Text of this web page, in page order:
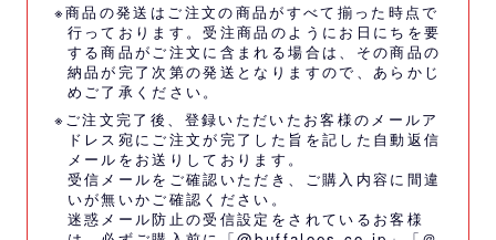
※商品の発送はご注文の商品がすべて揃った時点で
行っております。受注商品のようにお日にちを要
する商品がご注文に含まれる場合は、その商品の
納品が完了次第の発送となりますので、あらかじ
めご了承ください。
※ご注文完了後、登録いただいたお客様のメールア
ドレス宛にご注文が完了した旨を記した自動返信
メールをお送りしております。
受信メールをご確認いただき、ご購入内容に間違
いが無いかご確認ください。
迷惑メール防止の受信設定をされているお客様